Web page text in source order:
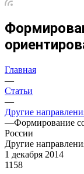
Главная
—
Статьи
—
Другие
—Формирование
России
Другие
1 декабря 2014
1158